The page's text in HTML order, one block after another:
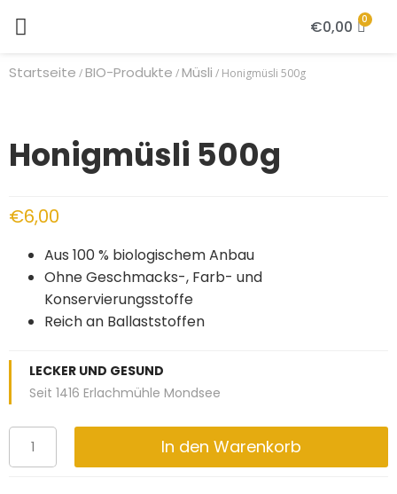
€0,00
Startseite /BIO-Produkte /Müsli / Honigmüsli 500g
Honigmüsli 500g
€6,00
Aus 100 % biologischem Anbau
Ohne Geschmacks-, Farb- und
Konservierungsstoffe
Reich an Ballaststoffen
LECKER UND GESUND
Seit 1416 Erlachmühle Mondsee
In den Warenkorb